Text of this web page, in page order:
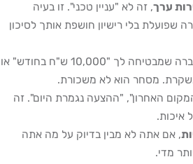
ערך, זה לא "עניין טכני". זו בעיה
שפועלת בלי רישיון חושפת אותך לסיכון
, כל חברה שמבטיחה לך "10,000 ש"ח בחודש" או
מסחר הוא לא משכורת.
האחרון", "ההצעה נגמרת היום". זה
איכות.
, אם אתה לא מבין בדיוק על מה אתה
מדי.